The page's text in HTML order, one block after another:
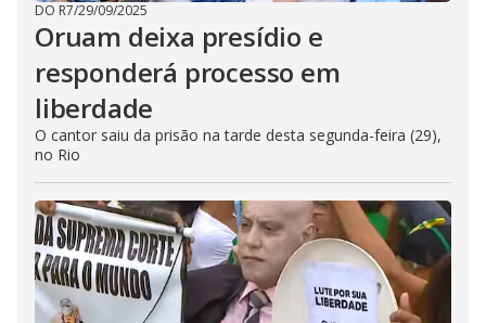
DO R7/29/09/2025
Oruam deixa presídio e
responderá processo em
liberdade
O cantor saiu da prisão na tarde desta segunda-feira (29),
no Rio